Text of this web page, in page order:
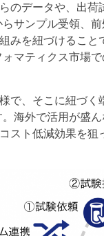
のデータや、出荷
サンプル受領、
みを紐づけるこ
マティクス市場
で、そこに紐づく
海外で活用が盛
スト低減効果を